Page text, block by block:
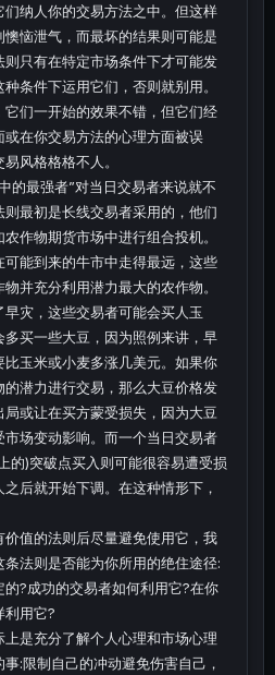
纳人你的交易方法之中。但这样
恼泄气，而最坏的结果则可能是
只有在特定市场条件下才可能发
条件下运用它们，否则就别用。
们一开始的效果不错，但它们经
在你交易方法的心理方面被误
风格格格不人。
的最强者”对当日交易者来说就不
最初是长线交易者采用的，他们
作物期货市场中进行组合投机。
能到来的牛市中走得最远，这些
并充分利用潜力最大的农作物。
灾，这些交易者可能会买人玉
买一些大豆，因为照例来讲，早
玉米或小麦多涨几美元。如果你
潜力进行交易，那么大豆价格发
或让在买方蒙受损失，因为大豆
场变动影响。而一个当日交易者
的)突破点买入则可能很容易遭受损
后就开始下调。在这种情形下，
值的法则后尽量避免使用它，我
法则是否能为你所用的绝住途径:
?成功的交易者如何利用它?在你
利用它?
是充分了解个人心理和市场心理
:限制自己的冲动避免伤害自己，